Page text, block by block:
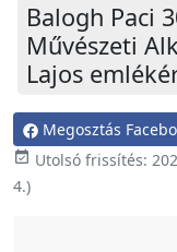
Balogh Paci
Művészeti
Lajos
Megosztás
 Utolsó frissítés:
4.)